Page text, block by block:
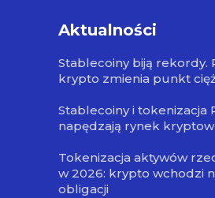
Aktualności
Stablecoiny biją rekordy.
krypto zmienia punkt
Stablecoiny i tokenizacja
napędzają rynek
Tokenizacja aktywów
w 2026: krypto wchodzi
obligacji